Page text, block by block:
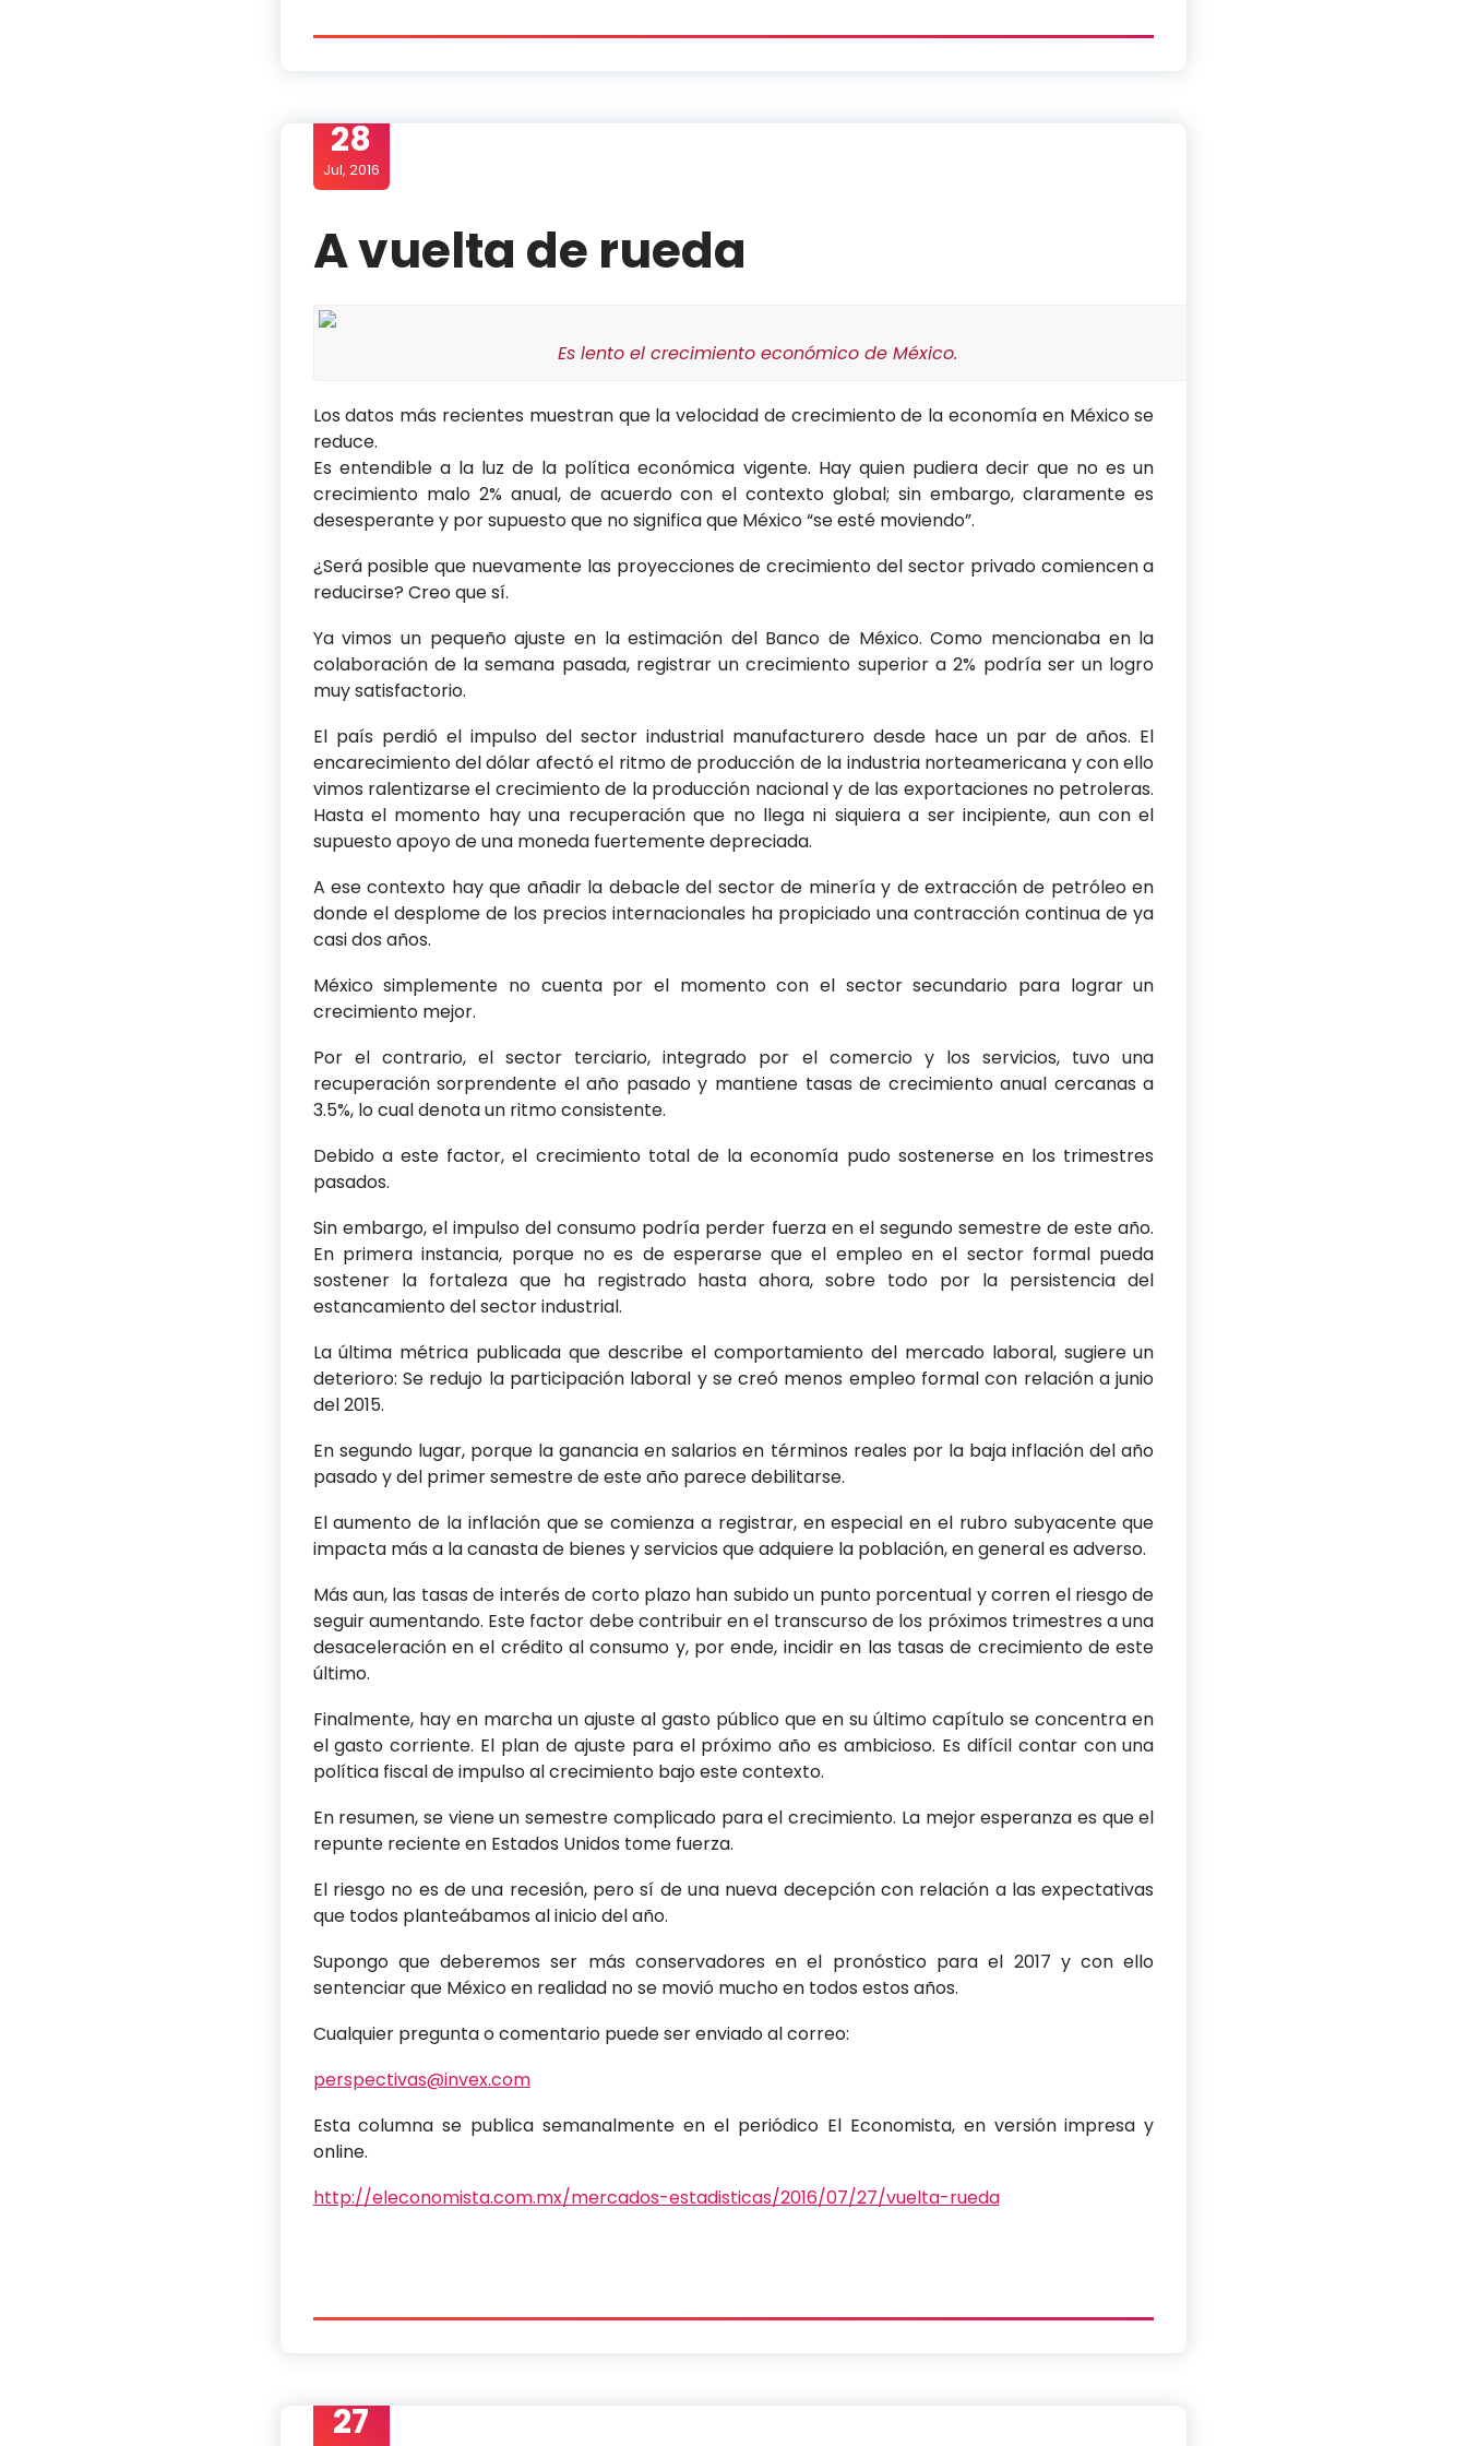
28
Jul, 2016
A vuelta de rueda
Es lento el crecimiento económico de México.
Los datos más recientes muestran que la velocidad de crecimiento de la economía en México se
reduce.
Es entendible a la luz de la política económica vigente. Hay quien pudiera decir que no es un
crecimiento malo 2% anual, de acuerdo con el contexto global; sin embargo, claramente es
desesperante y por supuesto que no significa que México “se esté moviendo”.
¿Será posible que nuevamente las proyecciones de crecimiento del sector privado comiencen a
reducirse? Creo que sí.
Ya vimos un pequeño ajuste en la estimación del Banco de México. Como mencionaba en la
colaboración de la semana pasada, registrar un crecimiento superior a 2% podría ser un logro
muy satisfactorio.
El país perdió el impulso del sector industrial manufacturero desde hace un par de años. El
encarecimiento del dólar afectó el ritmo de producción de la industria norteamericana y con ello
vimos ralentizarse el crecimiento de la producción nacional y de las exportaciones no petroleras.
Hasta el momento hay una recuperación que no llega ni siquiera a ser incipiente, aun con el
supuesto apoyo de una moneda fuertemente depreciada.
A ese contexto hay que añadir la debacle del sector de minería y de extracción de petróleo en
donde el desplome de los precios internacionales ha propiciado una contracción continua de ya
casi dos años.
México simplemente no cuenta por el momento con el sector secundario para lograr un
crecimiento mejor.
Por el contrario, el sector terciario, integrado por el comercio y los servicios, tuvo una
recuperación sorprendente el año pasado y mantiene tasas de crecimiento anual cercanas a
3.5%, lo cual denota un ritmo consistente.
Debido a este factor, el crecimiento total de la economía pudo sostenerse en los trimestres
pasados.
Sin embargo, el impulso del consumo podría perder fuerza en el segundo semestre de este año.
En primera instancia, porque no es de esperarse que el empleo en el sector formal pueda
sostener la fortaleza que ha registrado hasta ahora, sobre todo por la persistencia del
estancamiento del sector industrial.
La última métrica publicada que describe el comportamiento del mercado laboral, sugiere un
deterioro: Se redujo la participación laboral y se creó menos empleo formal con relación a junio
del 2015.
En segundo lugar, porque la ganancia en salarios en términos reales por la baja inflación del año
pasado y del primer semestre de este año parece debilitarse.
El aumento de la inflación que se comienza a registrar, en especial en el rubro subyacente que
impacta más a la canasta de bienes y servicios que adquiere la población, en general es adverso.
Más aun, las tasas de interés de corto plazo han subido un punto porcentual y corren el riesgo de
seguir aumentando. Este factor debe contribuir en el transcurso de los próximos trimestres a una
desaceleración en el crédito al consumo y, por ende, incidir en las tasas de crecimiento de este
último.
Finalmente, hay en marcha un ajuste al gasto público que en su último capítulo se concentra en
el gasto corriente. El plan de ajuste para el próximo año es ambicioso. Es difícil contar con una
política fiscal de impulso al crecimiento bajo este contexto.
En resumen, se viene un semestre complicado para el crecimiento. La mejor esperanza es que el
repunte reciente en Estados Unidos tome fuerza.
El riesgo no es de una recesión, pero sí de una nueva decepción con relación a las expectativas
que todos planteábamos al inicio del año.
Supongo que deberemos ser más conservadores en el pronóstico para el 2017 y con ello
sentenciar que México en realidad no se movió mucho en todos estos años.
Cualquier pregunta o comentario puede ser enviado al correo:
perspectivas@invex.com
Esta columna se publica semanalmente en el periódico El Economista, en versión impresa y
online.
http://eleconomista.com.mx/mercados-estadisticas/2016/07/27/vuelta-rueda
27